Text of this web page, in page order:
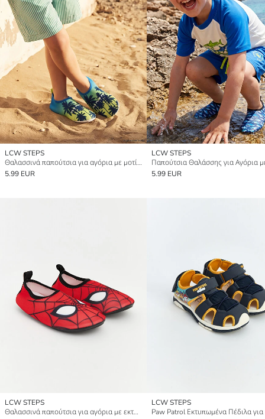
LCW STEPS
Θαλασσινά παπούτσια για αγόρια με μοτίβο φοίνικα
5.99 EUR
LCW STEPS
5.99 EUR
LCW STEPS
Θαλασσινά παπούτσια για αγόρια με εκτύπωση Spider-Man
LCW STEPS
Paw Patrol Εκτυπωμένα Πέδιλα για